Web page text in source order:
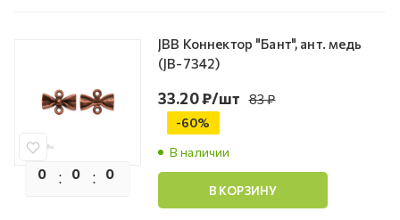
0 0 0
JBB Коннектор "Бант", ант. медь
(JB-7342)
В наличии
33.20₽/шт 83₽
-60%
В КОРЗИНУ